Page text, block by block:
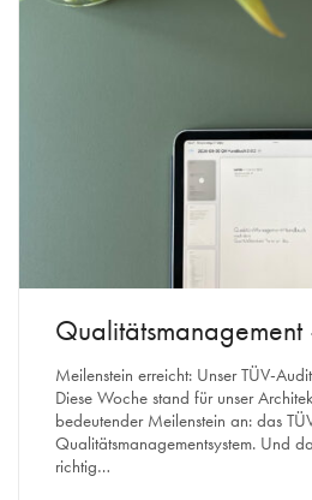
Meilenstein erreicht: Unser TÜV-
Diese Woche stand für unser
bedeutender Meilenstein an: das
Qualitätsmanagementsystem. Und
richtig…